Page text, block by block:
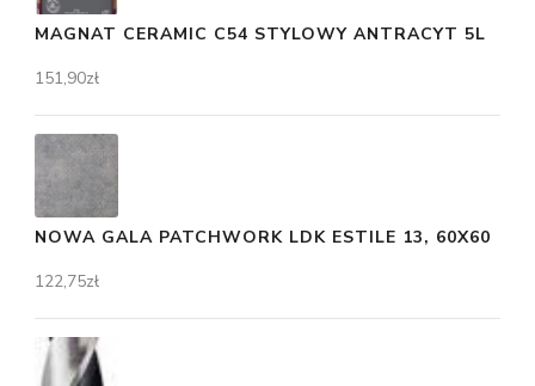
MAGNAT CERAMIC C54 STYLOWY ANTRACYT 5L
151,90zł
NOWA GALA PATCHWORK LDK ESTILE 13, 60X60
122,75zł